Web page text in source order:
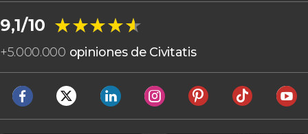
9,1/10 ★★★★★
★★★★★
+5.000.000 opiniones de Civitatis